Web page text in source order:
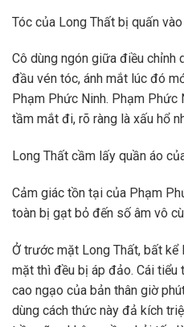
Tóc của Long Thất bị quấn
Cô dùng ngón giữa điều chỉnh
đầu vén tóc, ánh mắt lúc đó
Phạm Phức Ninh. Phạm
tầm mắt đi, rõ ràng là xấu hổ
Long Thất cầm lấy quần áo
Cảm giác tồn tại của Phạm
toàn bị gạt bỏ đến số âm vô
Ở trước mặt Long Thất, bất kể
mặt thì đều bị áp đảo. Cái tiểu
cao ngạo của bản thân giờ
dùng cách thức này đả kích